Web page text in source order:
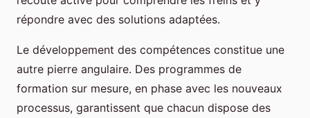
répondre avec des solutions adaptées.
Le développement des compétences constitue une
autre pierre angulaire. Des programmes de
formation sur mesure, en phase avec les nouveaux
processus, garantissent que chacun dispose des